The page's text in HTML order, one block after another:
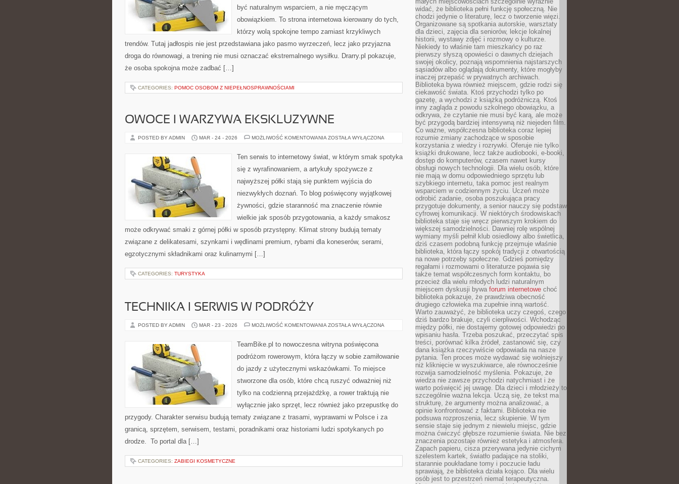
być naturalnym wsparciem, a nie męczącym
obowiązkiem. To strona internetowa kierowany do tych,
którzy wolą spokojne tempo zamiast krzykliwych
trendów. Tutaj jadłospis nie jest przedstawiana jako pasmo wyrzeczeń, lecz jako przyjazna
droga do równowagi, a trening nie musi oznaczać ekstremalnego wysiłku. Drarry.pl pokazuje,
że osoba spokojna może zadbać […]
CATEGORIES: POMOC OSOBOM Z NIEPEŁNOSPRAWNOŚCIAMI
OWOCE I WARZYWA EKSKLUZYWNE
POSTED BY ADMIN MAR - 24 - 2026 MOŻLIWOŚĆ KOMENTOWANIA OWOCE
EKSKLUZYWNE
ZOSTAŁA WYŁĄCZONA
Ten serwis to internetowy świat, w którym smak spotyka
się z wyrafinowaniem, a artykuły spożywcze z
najwyższej półki stają się punktem wyjścia do
niezwykłych doznań. To blog poświęcony wyjątkowej
żywności, gdzie staranność ma znaczenie równie
wielkie jak sposób przygotowania, a każdy smakosz
może odkrywać smaki z górnej półki w sposób przystępny. Klimat strony budują tematy
związane z delikatesami, szynkami i wędlinami premium, rybami dla koneserów, serami,
egzotycznymi składnikami oraz kulinarnymi […]
CATEGORIES: TURYSTYKA
TECHNIKA I SERWIS W PODRÓŻY
POSTED BY ADMIN MAR - 23 - 2026 MOŻLIWOŚĆ KOMENTOWANIA TECHNIKA
W
PODRÓŻY
ZOSTAŁA WYŁĄCZONA
TeamBike.pl to nowoczesna witryna poświęcona
podróżom rowerowym, która łączy w sobie zamiłowanie
do jazdy z użytecznymi wskazówkami. To miejsce
stworzone dla osób, które chcą ruszyć odważniej niż
tylko na codzienną przejażdżkę, a rower traktują nie
wyłącznie jako sprzęt, lecz również jako przepustkę do
przygody. Charakter serwisu budują tematy związane z trasami, wyprawami w Polsce i za
granicą, sprzętem, serwisem, testami, poradnikami oraz historiami ludzi spotykanych po
drodze. To portal dla […]
CATEGORIES: ZABIEGI KOSMETYCZNE
widać, że biblioteka pełni funkcję społeczną. Nie
chodzi jedynie o literaturę, lecz o tworzenie więzi.
Organizowane są spotkania autorskie, warsztaty
dla dzieci, zajęcia dla seniorów, lekcje lokalnej
historii, wystawy zdjęć i rozmowy o kulturze.
Niekiedy to właśnie tam mieszkańcy po raz
pierwszy słyszą opowieści o dawnych dziejach
swojej okolicy, poznają wspomnienia najstarszych
sąsiadów albo oglądają dokumenty, które mogłyby
inaczej przepaść w prywatnych archiwach.
Biblioteka bywa również miejscem, gdzie rodzi się
ciekawość świata. Ktoś przychodzi tylko po
gazetę, a wychodzi z książką podróżniczą. Ktoś
inny zagląda z powodu szkolnego obowiązku, a
odkrywa, że czytanie nie musi być karą, ale może
być przygodą bardziej intensywną niż niejeden film.
Co ważne, współczesna biblioteka coraz lepiej
rozumie zmiany zachodzące w sposobie
korzystania z wiedzy i rozrywki. Oferuje nie tylko
książki drukowane, lecz także audiobooki, e-booki,
dostęp do komputerów, czasem nawet kursy
obsługi nowych technologii. Dla wielu osób, które
nie mają w domu odpowiedniego sprzętu lub
szybkiego internetu, taka pomoc jest realnym
wsparciem w codziennym życiu. Uczeń może
odrobić zadanie, osoba poszukująca pracy
przygotuje dokumenty, a senior nauczy się podstaw
cyfrowej komunikacji. W niektórych środowiskach
biblioteka staje się wręcz pierwszym krokiem do
większej samodzielności. Dawniej rolę wspólnej
wymiany myśli pełnił klub osiedlowy albo świetlica,
dziś czasem podobną funkcję przejmuje właśnie
biblioteka, która łączy spokój tradycji z otwartością
na nowe potrzeby społeczne. Gdzieś pomiędzy
regałami i rozmowami o literaturze pojawia się
także temat współczesnych form kontaktu, bo
przecież dla wielu młodych ludzi naturalnym
miejscem dyskusji bywa forum internetowe choć
biblioteka pokazuje, że prawdziwa obecność
drugiego człowieka ma zupełnie inną wartość.
Warto zauważyć, że biblioteka uczy czegoś, czego
dziś bardzo brakuje, czyli cierpliwości. Wchodząc
między półki, nie dostajemy gotowej odpowiedzi po
wpisaniu hasła. Trzeba poszukać, przeczytać spis
treści, porównać kilka źródeł, zastanowić się, czy
dana książka rzeczywiście odpowiada na nasze
pytania. Ten proces może wydawać się wolniejszy
niż kliknięcie w wyszukiwarce, ale równocześnie
rozwija samodzielność myślenia. Pokazuje, że
wiedza nie zawsze przychodzi natychmiast i że
warto poświęcić jej uwagę. Dla dzieci i młodzieży to
szczególnie ważna lekcja. Uczą się, że tekst ma
strukturę, że argumenty można analizować, a
opinie konfrontować z faktami. Biblioteka nie
podsuwa rozproszenia, lecz skupienie. W tym
sensie staje się jednym z niewielu miejsc, gdzie
można ćwiczyć głębsze rozumienie świata. Nie bez
znaczenia pozostaje również estetyka i atmosfera.
Zapach papieru, cisza przerywana jedynie cichym
szelestem kartek, światło padające na stoliki,
starannie poukładane tomy i poczucie ładu
sprawiają, że biblioteka działa kojąco. Dla wielu
osób jest to przestrzeń niemal terapeutyczna.